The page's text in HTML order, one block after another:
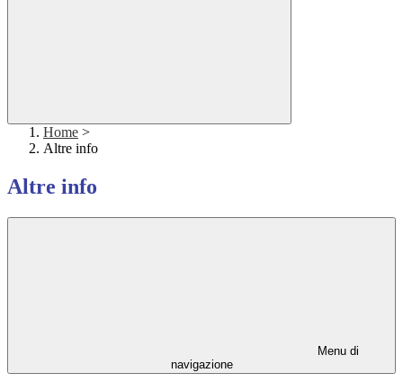
Home >
Altre info
Altre info
Menu di
navigazione